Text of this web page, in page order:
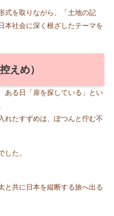
式を取りながら、「土地の記
本社会に深く根ざしたテーマを
えめ）
ある日「扉を探している」とい
れたすずめは、ぽつんと佇む不
した。
と共に日本を縦断する旅へ出る